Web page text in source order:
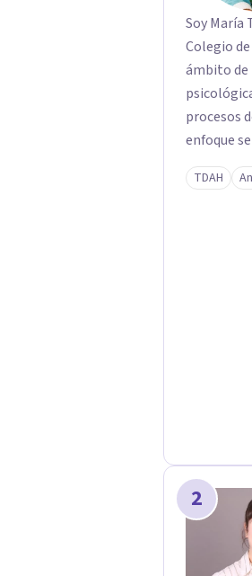
Soy María
Colegio de Psicólogos
ámbito de
procesos
enfoque
deTDAH
2